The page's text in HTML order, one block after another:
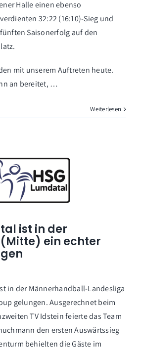
Halle einen ebenso
32:22 (16:10)-Sieg und
Saisonerfolg auf den
mit unserem Auftreten heute.
an bereitet, …
Weiterlesen
ist in der
ein echter
in der Männerhandball-Landesliga
gelungen. Ausgerechnet beim
TV Idstein feierte das Team
den ersten Auswärtssieg
behielten die Gäste im